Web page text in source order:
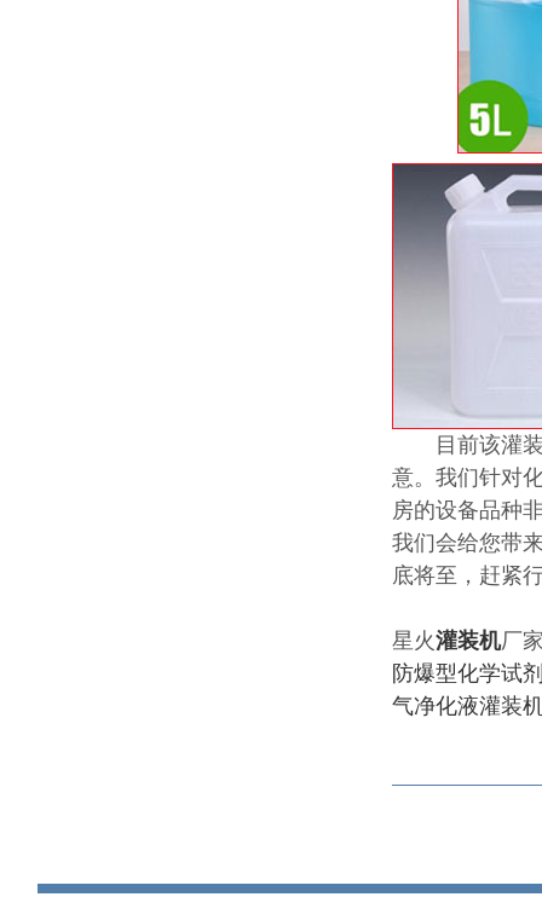
目前该灌装
意。我们针对
房的设备品种
我们会给您带
底将至，赶紧
星火灌装机厂
防爆型化学试
气净化液灌装